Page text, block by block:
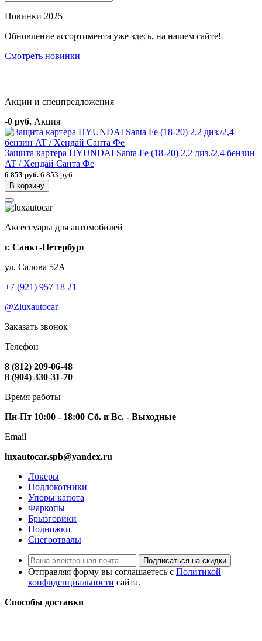
Новинки 2025
Обновление ассортимента уже здесь, на нашем сайте!
Смотреть новинки
Акции и спецпредложения
-0 руб. Акция
Защита картера HYUNDAI Santa Fe (18-20) 2,2 диз./2,4 бензин
AT / Хендай Санта Фе
6 853 руб. 6 853 руб.
В корзину
Аксессуары для автомобилей
г. Санкт-Петербург
ул. Салова 52А
+7 (921) 957 18 21
@Zluxautocar
Заказать звонок
Телефон
8 (812) 209-06-48
8 (904) 330-31-70
Время работы
Пн-Пт 10:00 - 18:00 Сб. и Вс. - Выходные
Email
luxautocar.spb@yandex.ru
Локеры
Подлокотники
Упоры капота
Фаркопы
Брызговики
Подножки
Снегоотвалы
Подписаться на скидки
Отправляя форму вы соглашаетесь с Политикой
конфиденциальности сайта.
Способы доставки